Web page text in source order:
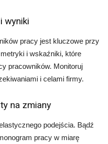
wyniki
pracy jest kluczowe przy
i wskaźniki, które
pracowników. Monitoruj
i celami firmy.
na zmiany
podejścia. Bądź
pracy w miarę